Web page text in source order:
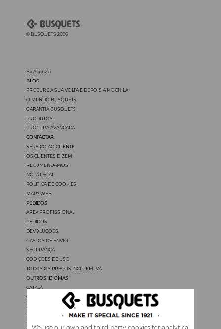
We use our own and third-party cookies for analytical
© BUSQUETS 2026
By Anunzia
BLOG
PROCURE A SUA VOLTA E DEPOIS A MOCHILA
O MUNDO BUSQUETS
GARANTIA BUSQUETS
PRODUTOS
PROCURA AVANÇADA
CONTACTAR
SERVIÇO AO CLIENTE
OS CLIENTES DIZEM
RECOMENDAMOS
NOTA LEGAL
POLÍTICA DE COOKIES
MAPA WEB
PEDIDOS
ÁREA PROFISSIONAL
PEDIDOS
DEVOLUÇÖES
GASTOS DE ENVIO
SEGURANÇA
CODIÇÖES DE USO
TODOS OS PREÇOS INCLUEM IVA
OUTROS IDIOMAS
CATALÀ
CASTELLANO
ENGLISH
FRANÇAIS
ITALIANO